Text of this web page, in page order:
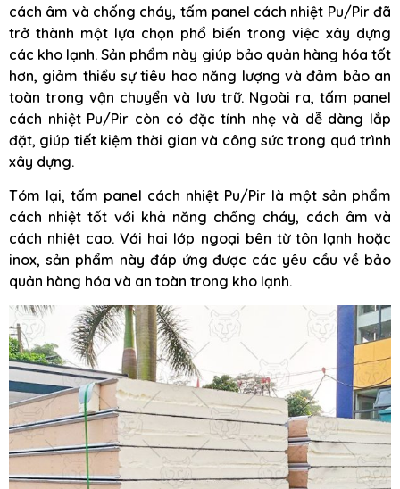
cách âm và chống cháy, tấm panel cách nhiệt Pu/Pir đã
trở thành một lựa chọn phổ biến trong việc xây dựng
các kho lạnh. Sản phẩm này giúp bảo quản hàng hóa tốt
hơn, giảm thiểu sự tiêu hao năng lượng và đảm bảo an
toàn trong vận chuyển và lưu trữ. Ngoài ra, tấm panel
cách nhiệt Pu/Pir còn có đặc tính nhẹ và dễ dàng lắp
đặt, giúp tiết kiệm thời gian và công sức trong quá trình
xây dựng.
Tóm lại, tấm panel cách nhiệt Pu/Pir là một sản phẩm
cách nhiệt tốt với khả năng chống cháy, cách âm và
cách nhiệt cao. Với hai lớp ngoại bên từ tôn lạnh hoặc
inox, sản phẩm này đáp ứng được các yêu cầu về bảo
quản hàng hóa và an toàn trong kho lạnh.